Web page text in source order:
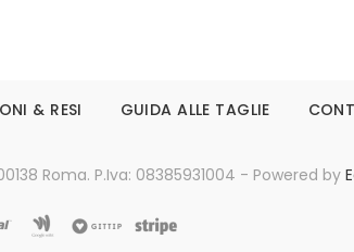
& RESI GUIDA ALLE TAGLIE
Roma. P.Iva: 08385931004 - Powered by